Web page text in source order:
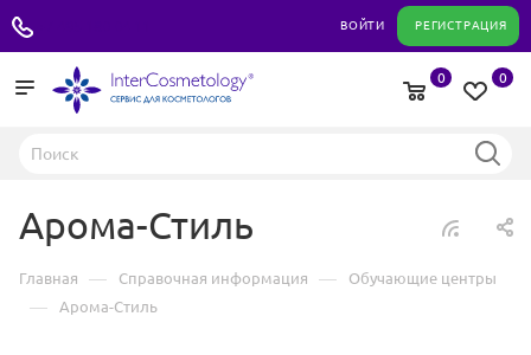
ВОЙТИ РЕГИСТРАЦИЯ
0
0
Арома-Стиль
Главная — Справочная информация — Обучающие центры
— Арома-Стиль